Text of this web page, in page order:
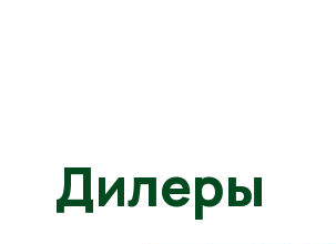
Дилеры